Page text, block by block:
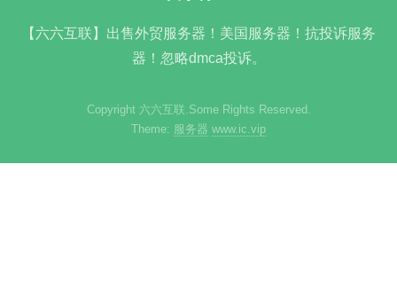
【六六互联】出售外贸服务器！美国服务器！抗投诉服务
器！忽略dmca投诉。
Copyright 六六互联.Some Rights Reserved.
Theme: 服务器 www.ic.vip